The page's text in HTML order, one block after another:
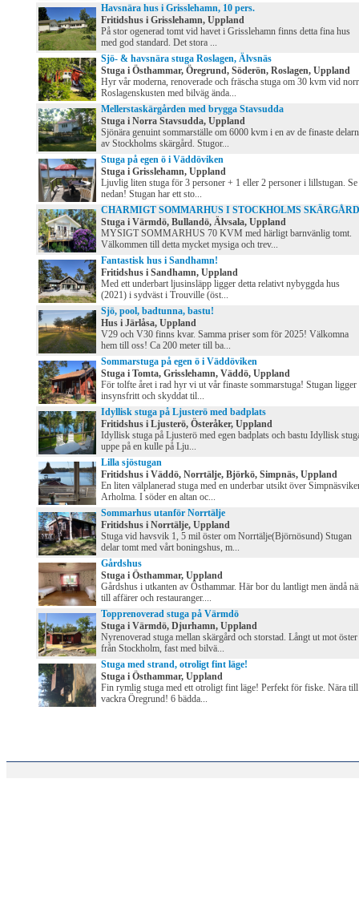
Havsnära hus i Grisslehamn, 10 pers.
Fritidshus i Grisslehamn, Uppland
På stor ogenerad tomt vid havet i Grisslehamn finns detta fina hus
med god standard. Det stora ...
Sjö- & havsnära stuga Roslagen, Älvsnäs
Stuga i Östhammar, Öregrund, Söderön, Roslagen, Uppland
Hyr vår moderna, renoverade och fräscha stuga om 30 kvm vid
Roslagenskusten med bilväg ända...
Mellerstaskärgården med brygga Stavsudda
Stuga i Norra Stavsudda, Uppland
Sjönära genuint sommarställe om 6000 kvm i en av de finaste
av Stockholms skärgård. Stugor...
Stuga på egen ö i Väddöviken
Stuga i Grisslehamn, Uppland
Ljuvlig liten stuga för 3 personer + 1 eller 2 personer i lillstugan. Se
nedan! Stugan har ett sto...
CHARMIGT SOMMARHUS I STOCKHOLMS SKÄRGÅRD
Stuga i Värmdö, Bullandö, Älvsala, Uppland
MYSIGT SOMMARHUS 70 KVM med härligt barnvänlig tomt.
Välkommen till detta mycket mysiga och trev...
Fantastisk hus i Sandhamn!
Fritidshus i Sandhamn, Uppland
Med ett underbart ljusinsläpp ligger detta relativt nybyggda hus
(2021) i sydväst i Trouville (öst...
Sjö, pool, badtunna, bastu!
Hus i Järlåsa, Uppland
V29 och V30 finns kvar. Samma priser som för 2025! Välkomna
hem till oss! Ca 200 meter till ba...
Sommarstuga på egen ö i Väddöviken
Stuga i Tomta, Grisslehamn, Väddö, Uppland
För tolfte året i rad hyr vi ut vår finaste sommarstuga! Stugan ligger
insynsfritt och skyddat til...
Idyllisk stuga på Ljusterö med badplats
Fritidshus i Ljusterö, Österåker, Uppland
Idyllisk stuga på Ljusterö med egen badplats och bastu Idyllisk
uppe på en kulle på Lju...
Lilla sjöstugan
Fritidshus i Väddö, Norrtälje, Björkö, Simpnäs, Uppland
En liten välplanerad stuga med en underbar utsikt över
Arholma. I söder en altan oc...
Sommarhus utanför Norrtälje
Fritidshus i Norrtälje, Uppland
Stuga vid havsvik 1, 5 mil öster om Norrtälje(Björnösund) Stugan
delar tomt med vårt boningshus, m...
Gårdshus
Stuga i Östhammar, Uppland
Gårdshus i utkanten av Östhammar. Här bor du lantligt men ändå
till affärer och restauranger....
Topprenoverad stuga på Värmdö
Stuga i Värmdö, Djurhamn, Uppland
Nyrenoverad stuga mellan skärgård och storstad. Långt ut mot öster
från Stockholm, fast med bilvä...
Stuga med strand, otroligt fint läge!
Stuga i Östhammar, Uppland
Fin rymlig stuga med ett otroligt fint läge! Perfekt för fiske. Nära till
vackra Öregrund! 6 bädda...